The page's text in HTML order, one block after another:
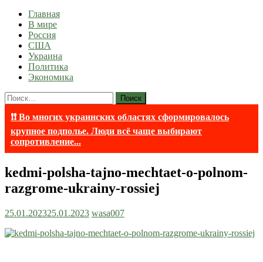
lentaruss
lentaruss — Новости
Главная
В мире
Россия
США
Украина
Политика
Экономика
Найти:
❗❗ Во многих украинских областях сформировалось
крупное подполье. Люди всё чаще выбирают
сопротивление...
kedmi-polsha-tajno-mechtaet-o-polnom-
razgrome-ukrainy-rossiej
25.01.202325.01.2023 wasa007